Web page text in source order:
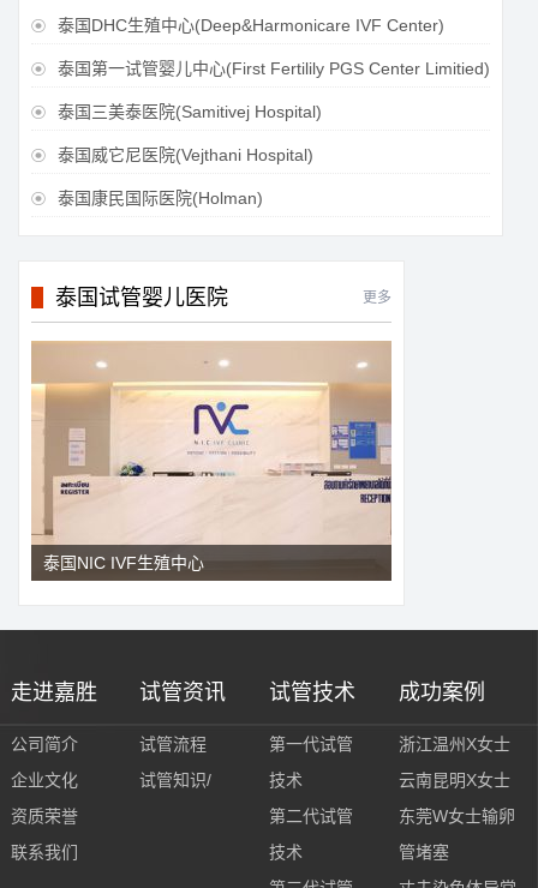
 泰国DHC生殖中心(Deep&Harmonicare IVF Center)
 泰国第一试管婴儿中心(First Fertilily PGS Center Limitied)
 泰国三美泰医院(Samitivej Hospital)
 泰国威它尼医院(Vejthani Hospital)
 泰国康民国际医院(Holman)
泰国试管婴儿医院 更多
泰国NIC IVF生殖中心
走进嘉胜
公司简介
企业文化
资质荣誉
联系我们
试管资讯
试管流程
试管知识/
试管技术
第一代试管
技术
第二代试管
技术
成功案例
浙江温州X女士
云南昆明X女士
东莞W女士输卵
管堵塞